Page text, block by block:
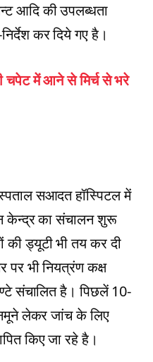
आदि की उपलब्धता
कर दिये गए है।
चपेट में आने से मिर्च से भरे
सआदत हॉस्पिटल में
केन्द्र का संचालन शुरू
की ड्यूटी भी तय कर दी
पर भी नियत्रंण कक्ष
संचालित है। पिछलें 10-
नमूने लेकर जांच के लिए
किए जा रहे है।